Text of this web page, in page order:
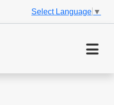
Select Language ▼